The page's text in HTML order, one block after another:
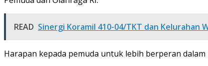
READ Sinergi Koramil 410-04/TKT dan Kelurahan
Harapan kepada pemuda untuk lebih berperan